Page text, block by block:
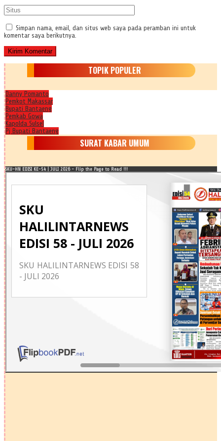
Simpan nama, email, dan situs web saya pada peramban ini untuk
komentar saya berikutnya.
TOPIK POPULER
Danny Pomanto
Pemkot Makassar
Bupati Bantaeng
Pemkab Gowa
Kapolda Sulsel
Pj Bupati Bantaeng
SURAT KABAR UMUM
SKU-HN EDISI KE-54 | JULI 2026 - Flip the Page to Read !!!